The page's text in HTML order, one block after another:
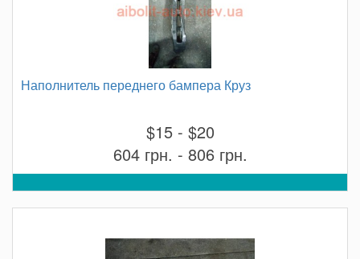
Наполнитель переднего бампера Круз
$15 - $20
604 грн. - 806 грн.